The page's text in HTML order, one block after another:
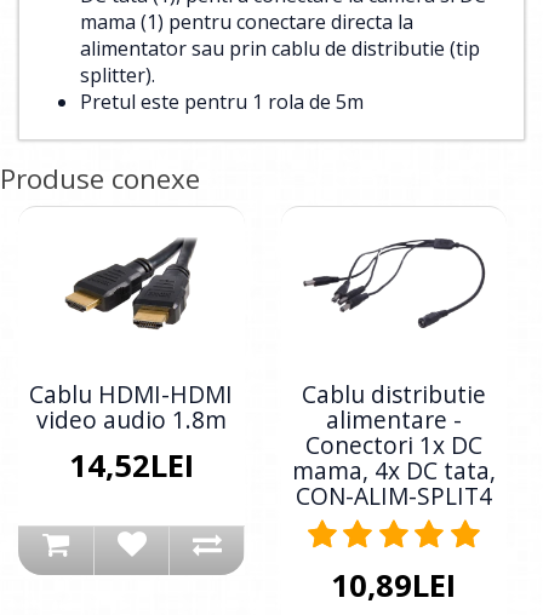
mama (1) pentru conectare directa la
alimentator sau prin cablu de distributie (tip
splitter).
Pretul este pentru 1 rola de 5m
Produse conexe
Cablu HDMI-HDMI
video audio 1.8m
14,52LEI
Cablu distributie
alimentare -
Conectori 1x DC
mama, 4x DC tata,
CON-ALIM-SPLIT4
10,89LEI